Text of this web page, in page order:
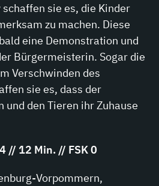
sie es, die Kinder
zu machen. Diese
eine Demonstration und
Bürgermeisterin. Sogar die
Verschwinden des
sie es, dass der
und den Tieren ihr Zuhause
// 12 Min. // FSK 0
Vorpommern,